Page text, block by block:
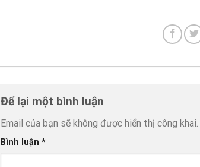
Để lại một bình luận
Email của bạn sẽ không được hiển thị công khai.
Bình luận *